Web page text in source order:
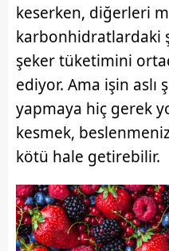
keserken, diğerleri
karbonhidratlardaki
şeker tüketimini
ediyor. Ama işin aslı
yapmaya hiç gerek
kesmek,
kötü hale getirebilir.